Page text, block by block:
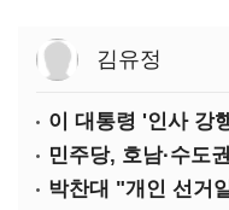
김유정
이 대통령 '인사 강